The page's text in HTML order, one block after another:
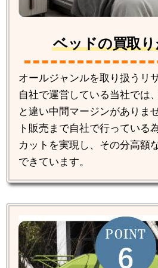
ベッドの買取
オールジャンルを取り扱うリ
自社で運営している当社では
と違い中間マージンがありま
ト販売まで自社で行っている
カットを実現し、その分高額
できています。